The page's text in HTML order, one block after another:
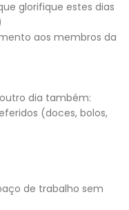
glorifique estes dias
aos membros da
dia também:
(doces, bolos,
de trabalho sem